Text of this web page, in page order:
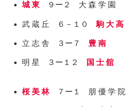
城 東 ９ー２ 大 森 学 園
武 蔵 丘 ６－１０駒 大 高
立 志 舎 ３ー７ 豊 南
明 星 ３ー１２ 国 士 舘
桜 美 林７ー１ 朋 優 学 院